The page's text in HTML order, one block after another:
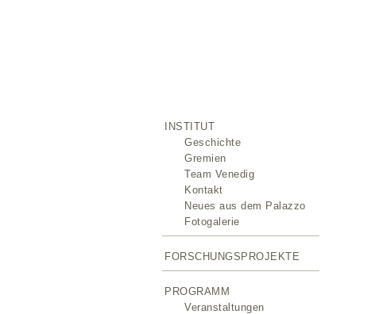
INSTITUT
Geschichte
Gremien
Team Venedig
Kontakt
Neues aus dem Palazzo
Fotogalerie
FORSCHUNGSPROJEKTE
PROGRAMM
Veranstaltungen